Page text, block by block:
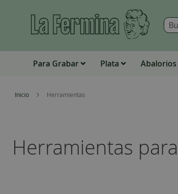
Para Grabar Plata Abalorios
Inicio Herramientas
Herramientas